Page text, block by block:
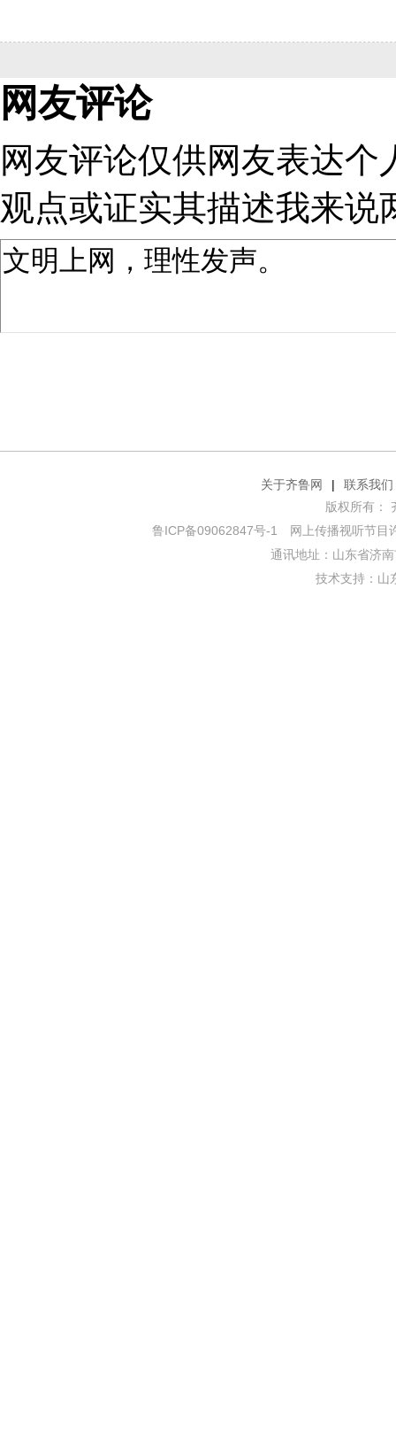
网友评论
网友评论仅供网友表达
观点或证实其描述我来说
关于齐鲁网 |
联系我们
版权所有：
鲁ICP备09062847号-1
网上传播视听节目
通讯地址：山东省济
技术支持： 山